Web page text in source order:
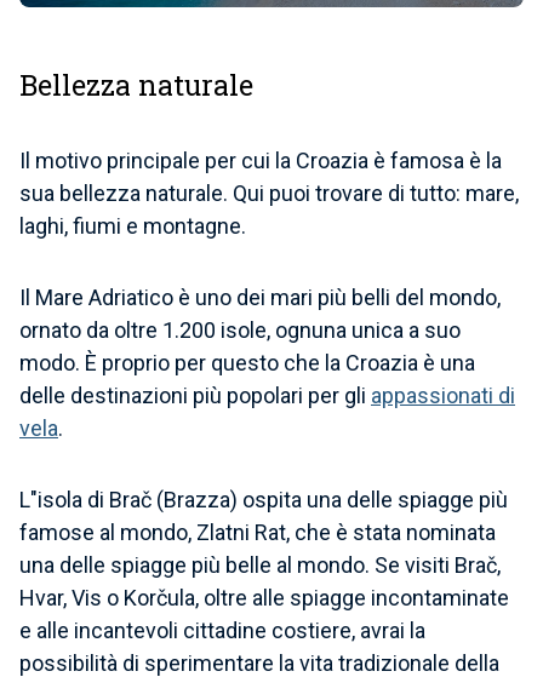
Bellezza naturale
Il motivo principale per cui la Croazia è famosa è la
sua bellezza naturale. Qui puoi trovare di tutto: mare,
laghi, fiumi e montagne.
Il Mare Adriatico è uno dei mari più belli del mondo,
ornato da oltre 1.200 isole, ognuna unica a suo
modo. È proprio per questo che la Croazia è una
delle destinazioni più popolari per gli appassionati di
vela.
L"isola di Brač (Brazza) ospita una delle spiagge più
famose al mondo, Zlatni Rat, che è stata nominata
una delle spiagge più belle al mondo. Se visiti Brač,
Hvar, Vis o Korčula, oltre alle spiagge incontaminate
e alle incantevoli cittadine costiere, avrai la
possibilità di sperimentare la vita tradizionale della